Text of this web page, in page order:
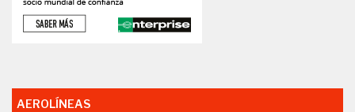
AEROLÍNEAS